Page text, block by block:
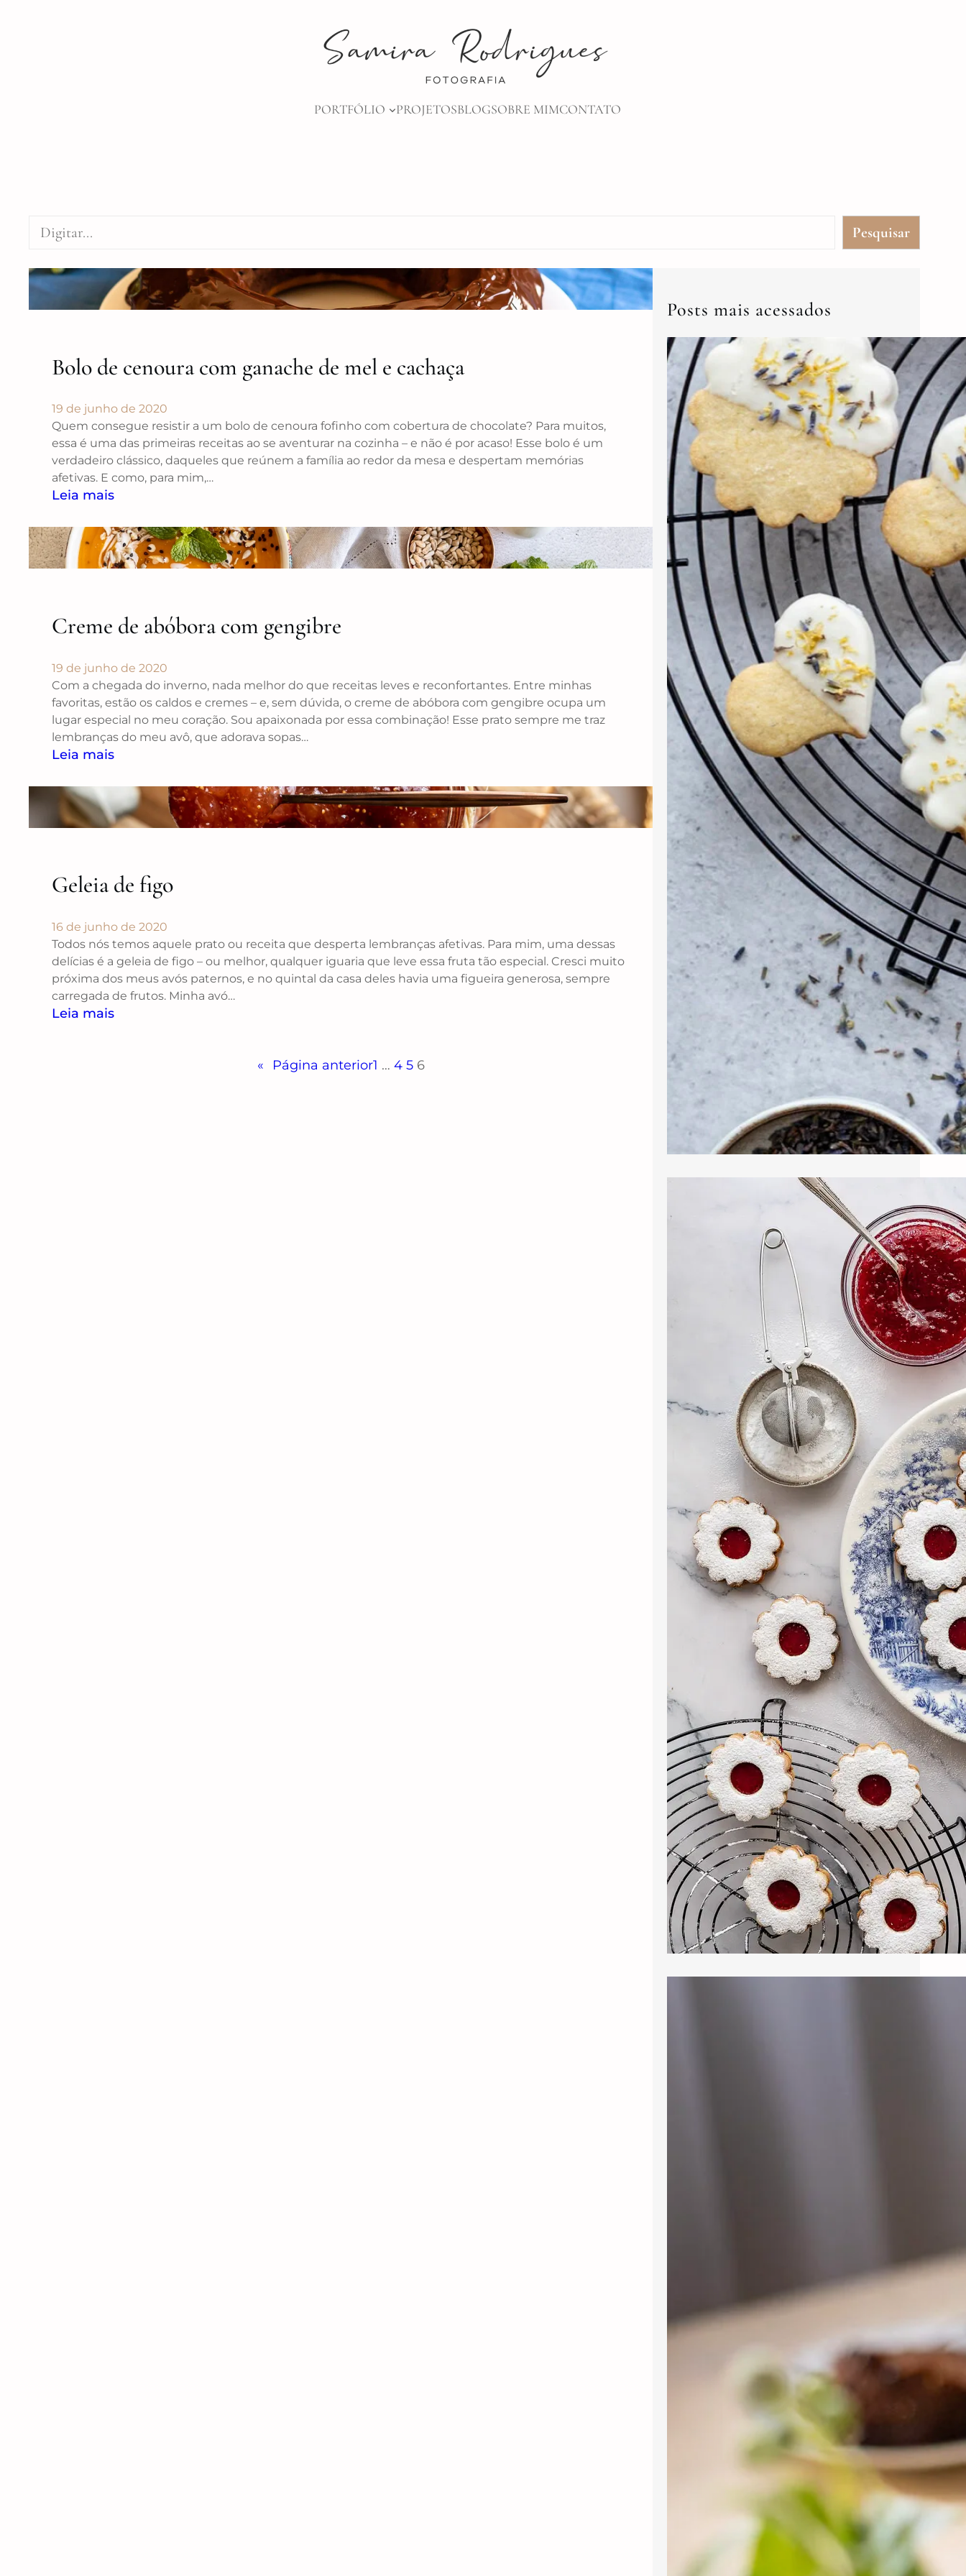
PORTFÓLIO PROJETOSBLOGSOBRE MIMCONTATO
Pesquisar
Bolo de cenoura com ganache de mel e cachaça
19 de junho de 2020
Quem consegue resistir a um bolo de cenoura fofinho com cobertura de chocolate? Para muitos,
essa é uma das primeiras receitas ao se aventurar na cozinha – e não é por acaso! Esse bolo é um
verdadeiro clássico, daqueles que reúnem a família ao redor da mesa e despertam memórias
afetivas. E como, para mim,…
Leia mais
Creme de abóbora com gengibre
19 de junho de 2020
Com a chegada do inverno, nada melhor do que receitas leves e reconfortantes. Entre minhas
favoritas, estão os caldos e cremes – e, sem dúvida, o creme de abóbora com gengibre ocupa um
lugar especial no meu coração. Sou apaixonada por essa combinação! Esse prato sempre me traz
lembranças do meu avô, que adorava sopas…
Leia mais
Geleia de figo
16 de junho de 2020
Todos nós temos aquele prato ou receita que desperta lembranças afetivas. Para mim, uma dessas
delícias é a geleia de figo – ou melhor, qualquer iguaria que leve essa fruta tão especial. Cresci muito
próxima dos meus avós paternos, e no quintal da casa deles havia uma figueira generosa, sempre
carregada de frutos. Minha avó…
Leia mais
« Página anterior1 … 4 5 6
Posts mais acessados
Biscoitos Amanteigados de
Lavanda e Limão Siciliano
magine a cena: você está em uma
tarde tranquila, talvez com uma xícara
de chá fumegante à sua frente, e ao
seu redor, o delicado aroma de
lavanda fresca se mistura com o
frescor…
Biscoitos Amanteigados de
Limão com Geleia de Morango
Esses biscoitos amanteigados de
limão recheados com geleia de
morango unem delicadeza, aroma
cítrico e a doçura natural da fruta. A
massa é macia, levemente crocante
nas bordas, enquanto o recheio traz
frescor e…